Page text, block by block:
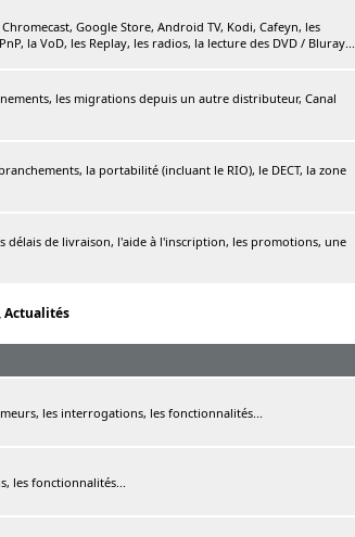
Google Store, Android TV, Kodi, Cafeyn, les
la VoD, les Replay, les radios, la lecture des DVD / Bluray...
les migrations depuis un autre distributeur, Canal
la portabilité (incluant le RIO), le DECT, la zone
de livraison, l'aide à l'inscription, les promotions, une
Actualités
les interrogations, les fonctionnalités...
les fonctionnalités...